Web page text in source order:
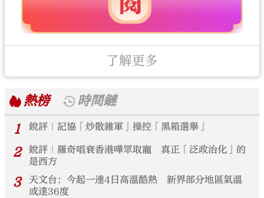
了解更多
熱榜
時間鏈
1
銳評｜記協「炒散雜軍」操控「黑箱選舉」
2
銳評｜羅奇唱衰香港嘩眾取寵 真正「泛政治化」的
是西方
3
天文台：今起一連4日高溫酷熱 新界部分地區氣溫
或達36度